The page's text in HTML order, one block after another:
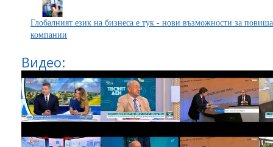
Глобалният език на бизнеса е тук - нови възможности за
компании
Видео: